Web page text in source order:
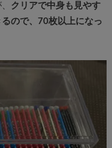
クリアで中身も見やす
ので、70枚以上になっ